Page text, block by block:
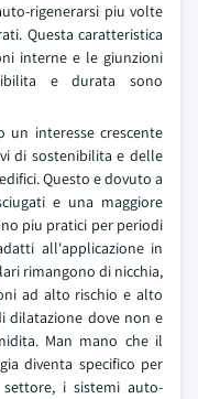
rigenerarsi piu volte
Questa caratteristica
interne e le giunzioni
e durata sono
un interesse crescente
di sostenibilita e delle
Questo e dovuto a
e una maggiore
piu pratici per periodi
all'applicazione in
rimangono di nicchia,
ad alto rischio e alto
dilatazione dove non e
Man mano che il
diventa specifico per
i sistemi auto-